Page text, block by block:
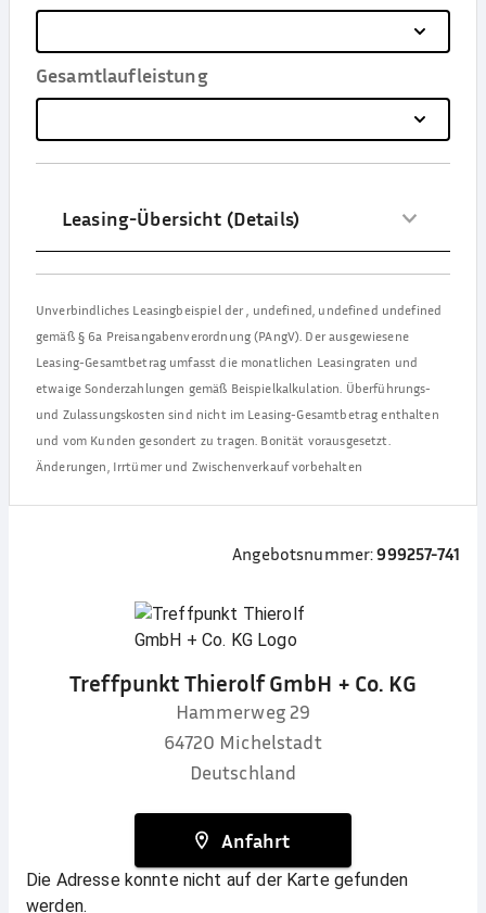
Gesamtlaufleistung
Leasing-Übersicht (Details)
Unverbindliches Leasingbeispiel der, undefined, undefined undefined
gemäß § 6a Preisangabenverordnung (PAngV). Der ausgewiesene
Leasing-Gesamtbetrag umfasst die monatlichen Leasingraten und
etwaige Sonderzahlungen gemäß Beispielkalkulation. Überführungs-
und Zulassungskosten sind nicht im Leasing-Gesamtbetrag enthalten
und vom Kunden gesondert zu tragen. Bonität vorausgesetzt.
Änderungen, Irrtümer und Zwischenverkauf vorbehalten
Angebotsnummer:999257-741
Treffpunkt Thierolf GmbH + Co. KG
Hammerweg 29
64720 Michelstadt
Deutschland
Anfahrt
Die Adresse konnte nicht auf der Karte gefunden
werden.